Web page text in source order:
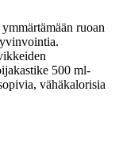
ruoan
500 ml-
vähäkalorisia